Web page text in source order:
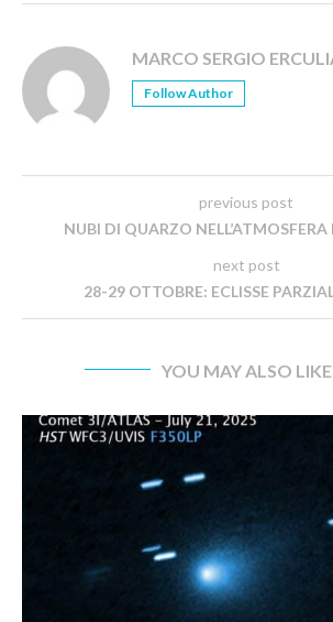
MARCO SERGIO
Follow Author
previous post
NUBI DI QUARZO
next post
28-29 OTTOBRE: ECLISSE
YOU MAY ALSO LIKE